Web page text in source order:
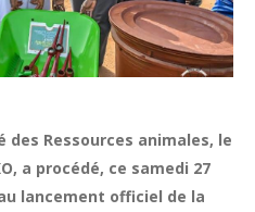
Ressources animales, le
a procédé, ce samedi 27
lancement officiel de la